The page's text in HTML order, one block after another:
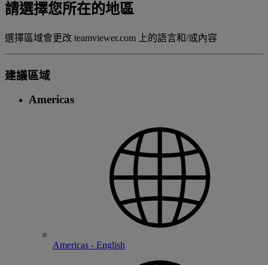
請選擇您所在的地區
選擇區域會更改 teamviewer.com 上的語言和/或內容
建議區域
Americas
Americas - English